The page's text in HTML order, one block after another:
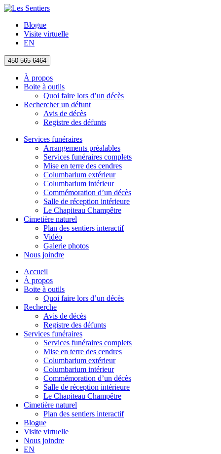
Blogue
Visite virtuelle
EN
450 565-6464
À propos
Boite à outils
Quoi faire lors d’un décès
Rechercher un défunt
Avis de décès
Registre des défunts
Services funéraires
Arrangements préalables
Services funéraires complets
Mise en terre des cendres
Columbarium extérieur
Columbarium intérieur
Commémoration d’un décès
Salle de réception intérieure
Le Chapiteau Champêtre
Cimetière naturel
Plan des sentiers interactif
Vidéo
Galerie photos
Nous joindre
Accueil
À propos
Boite à outils
Quoi faire lors d’un décès
Recherche
Avis de décès
Registre des défunts
Services funéraires
Services funéraires complets
Mise en terre des cendres
Columbarium extérieur
Columbarium intérieur
Commémoration d’un décès
Salle de réception intérieure
Le Chapiteau Champêtre
Cimetière naturel
Plan des sentiers interactif
Blogue
Visite virtuelle
Nous joindre
EN